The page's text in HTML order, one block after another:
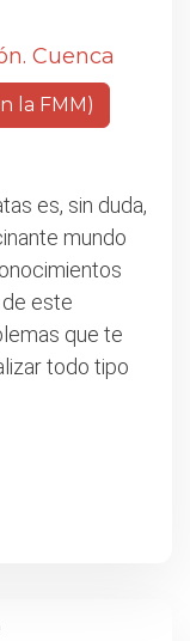
Cuenca
la FMM)
es, sin duda,
mundo
este
que te
todo tipo